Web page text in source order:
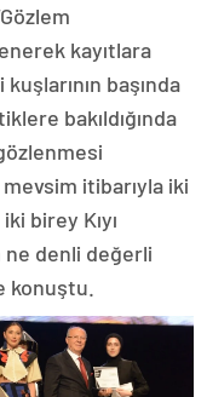
kayıtlara
başında
bakıldığında
itibarıyla iki
birey Kıyı
denli değerli
konuştu.